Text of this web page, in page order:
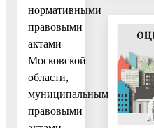
нормативными
правовыми
актами
Московской
области,
муниципальными
правовыми